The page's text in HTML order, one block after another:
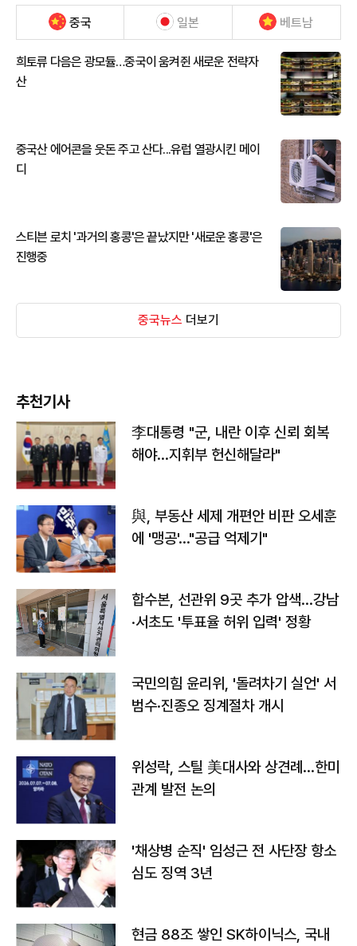
중국 일본 베트남
희토류 다음은 광모듈…중국이 움켜쥔 새로운 전략자
산
중국산 에어콘을 웃돈 주고 산다...유럽 열광시킨 메이
디
스티븐 로치 '과거의 홍콩'은 끝났지만 '새로운 홍콩'은
진행중
중국뉴스 더보기
추천기사
李대통령 "군, 내란 이후 신뢰 회복
해야…지휘부 헌신해달라"
與, 부동산 세제 개편안 비판 오세훈
에 '맹공'…"공급 억제기"
합수본, 선관위 9곳 추가 압색…강남
·서초도 '투표율 허위 입력' 정황
국민의힘 윤리위, '돌려차기 실언' 서
범수·진종오 징계절차 개시
위성락, 스틸 美대사와 상견례…한미
관계 발전 논의
'채상병 순직' 임성근 전 사단장 항소
심도 징역 3년
현금 88조 쌓인 SK하이닉스, 국내